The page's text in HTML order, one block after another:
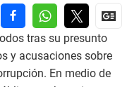
tras su presunto
y acusaciones sobre
En medio de